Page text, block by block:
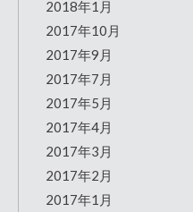
2018年1月
2017年10月
2017年9月
2017年7月
2017年5月
2017年4月
2017年3月
2017年2月
2017年1月